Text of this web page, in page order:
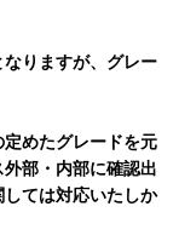
なりますが、グレー
定めたグレードを元
部・内部に確認出
ては対応いたしか